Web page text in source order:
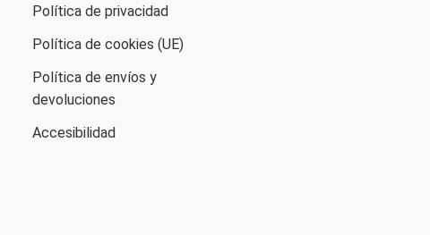
Política de privacidad
Política de cookies (UE)
Política de envíos y
devoluciones
Accesibilidad